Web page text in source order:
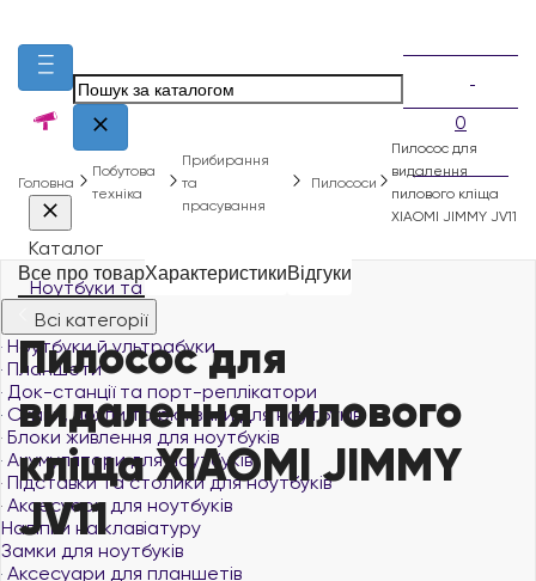
0
Каталог
Ноутбуки та планшети
Всі категорії
Ноутбуки й ультрабуки
Планшети
Док-станції та порт-реплікатори
Сумки, чохли та рюкзаки для ноутбуків
Блоки живлення для ноутбуків
Акумулятори для ноутбуків
Підставки та столики для ноутбуків
Аксесуари для ноутбуків
Наліпки на клавіатуру
Замки для ноутбуків
Аксесуари для планшетів
Головна
Побутова
техніка
Прибирання
та
прасування
Пилососи
Пилосос для
видалення
пилового кліща
XIAOMI JIMMY JV11
Все про товарХарактеристикиВідгуки
Пилосос для
видалення пилового
кліща XIAOMI JIMMY
JV11